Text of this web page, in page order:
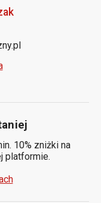
10% zniżki na
platformie.